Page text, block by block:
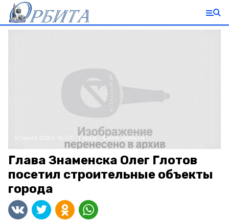
Город Фото: Орбита
Глава Знаменска Олег Глотов
посетил строительные объекты
города